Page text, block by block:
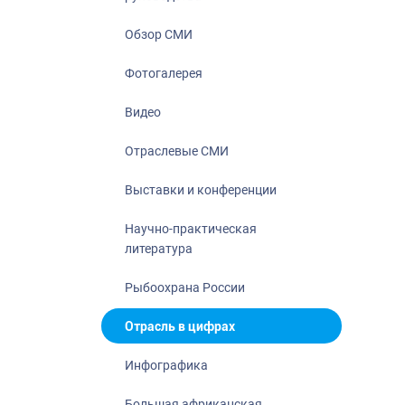
Большая
Укрепление
Обзор СМИ
Фотогалерея
Видео
Отраслевые СМИ
Выставки и конференции
Научно-практическая
литература
Рыбоохрана России
Отрасль в цифрах
Инфографика